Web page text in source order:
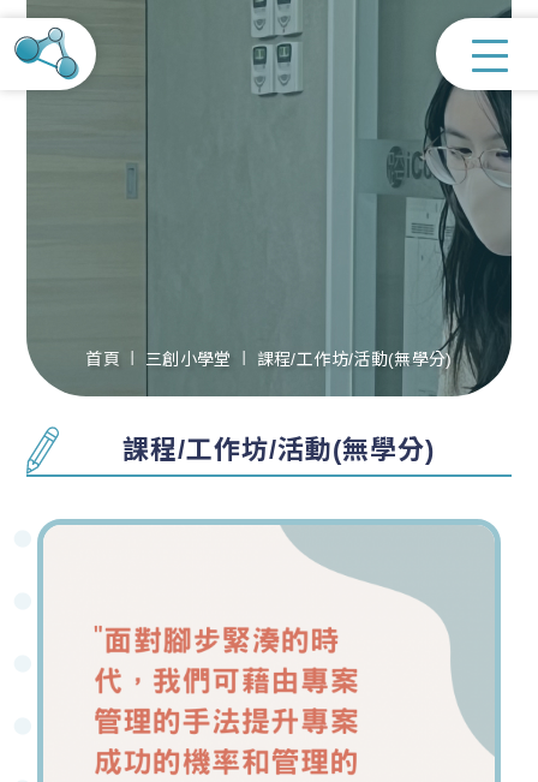
首頁 三創小學堂 課程/工作坊/活動(無學分)
課程/工作坊/活動(無學分)